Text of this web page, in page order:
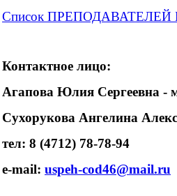
Список
Контактное лицо:
Агапова Юлия Сергеевна -
Сухорукова Ангелина
тел: 8 (4712) 78-78-94
e-mail: uspeh-cod46@mail.ru